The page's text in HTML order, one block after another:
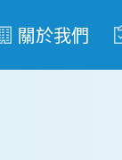
關於我們